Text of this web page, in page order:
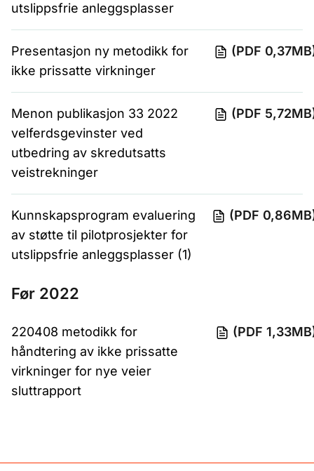
utslippsfrie anleggsplasser
Presentasjon ny metodikk for
ikke prissatte virkninger
(PDF
Menon publikasjon 33 2022
velferdsgevinster ved
utbedring av skredutsatts
veistrekninger
(PDF
Kunnskapsprogram evaluering
av støtte til pilotprosjekter for
utslippsfrie anleggsplasser (1)
(PDF
Før 2022
220408 metodikk for
håndtering av ikke prissatte
virkninger for nye veier
sluttrapport
(PDF